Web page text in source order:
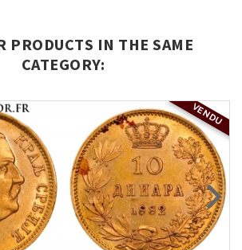
PRODUCTS IN THE SAME
CATEGORY:
VENDU